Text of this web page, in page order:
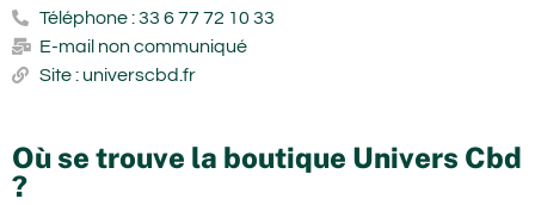
Téléphone : 33 6 77 72 10 33
E-mail non communiqué
Site : universcbd.fr
Où se trouve la boutique Univers Cbd
?